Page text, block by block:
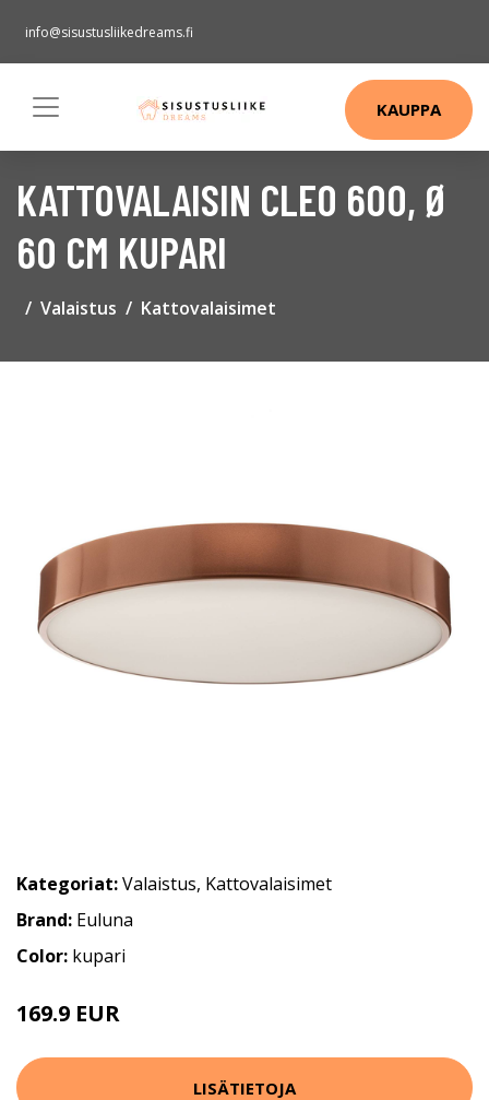
info@sisustusliikedreams.fi
KAUPPA
KATTOVALAISIN CLEO 600, Ø
60 CM KUPARI
Valaistus Kattovalaisimet
Kategoriat:Valaistus, Kattovalaisimet
Brand: Euluna
Color: kupari
169.9 EUR
LISÄTIETOJA